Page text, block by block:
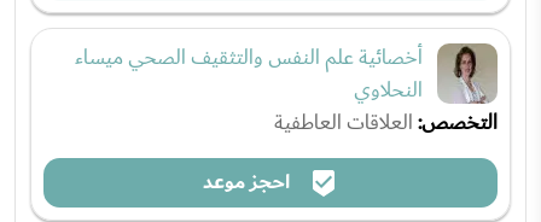
أخصائية علم النفس والتثقيف الصحي ميساء
النحلاوي
التخصص:العلاقات العاطفية
احجز موعد